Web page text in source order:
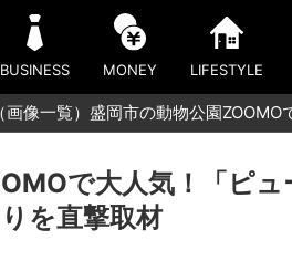
BUSINESS MONEY LIFESTYLE
（画像一覧）盛岡市の動物公園
で大人気！「ピ
を直撃取材